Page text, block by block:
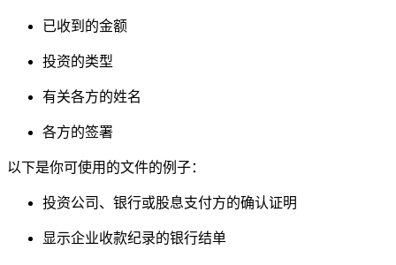
已收到的金额
投资的类型
有关各方的姓名
各方的签署
以下是你可使用的文件的例子：
投资公司、银行或股息支付方的确认证明
显示企业收款纪录的银行结单